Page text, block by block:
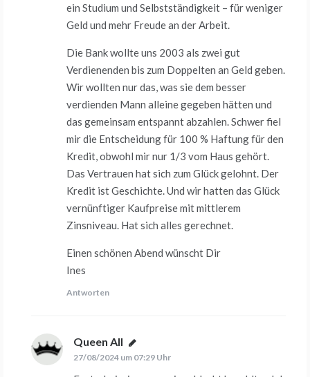
ein Studium und Selbstständigkeit – für weniger
Geld und mehr Freude an der Arbeit.
Die Bank wollte uns 2003 als zwei gut
Verdienenden bis zum Doppelten an Geld geben.
Wir wollten nur das, was sie dem besser
verdienden Mann alleine gegeben hätten und
das gemeinsam entspannt abzahlen. Schwer fiel
mir die Entscheidung für 100 % Haftung für den
Kredit, obwohl mir nur 1/3 vom Haus gehört.
Das Vertrauen hat sich zum Glück gelohnt. Der
Kredit ist Geschichte. Und wir hatten das Glück
vernünftiger Kaufpreise mit mittlerem
Zinsniveau. Hat sich alles gerechnet.
Einen schönen Abend wünscht Dir
Ines
Antworten
Queen All sagt:
27/08/2024 um 07:29 Uhr